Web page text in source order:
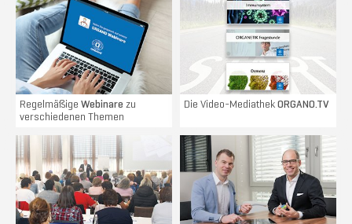
Regelmäßige Webinare zu
verschiedenen Themen
Die Video-MediathekORGANO.TV